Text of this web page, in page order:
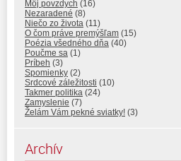
Môj povzdych (16)
Nezaradené (8)
Niečo zo života (11)
O čom práve premýšľam (15)
Poézia všedného dňa (40)
Poučme sa (1)
Príbeh (3)
Spomienky (2)
Srdcové záležitosti (10)
Takmer politika (24)
Zamyslenie (7)
Želám Vám pekné sviatky! (3)
Archív